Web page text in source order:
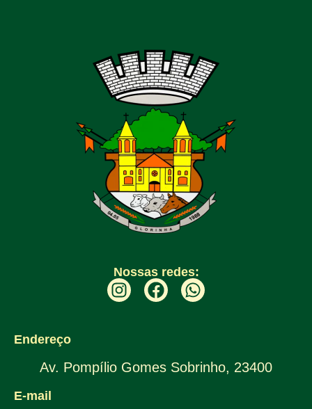
Nossas redes:
Endereço
Av. Pompílio Gomes Sobrinho, 23400
E-mail